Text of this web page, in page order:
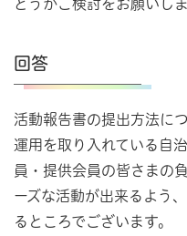
どうかご検討をお願いしま
回答
活動報告書の提出方法に
運用を取り入れている自
員・提供会員の皆さまの
ーズな活動が出来るよう
るところでございます。